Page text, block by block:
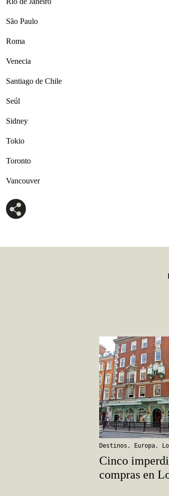
São Paulo
Roma
Venecia
Santiago de Chile
Seúl
Sidney
Tokio
Toronto
Vancouver
Destinos , Europa,
Cinco
compras en